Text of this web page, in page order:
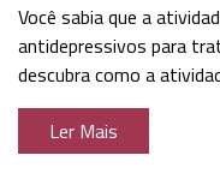
Você sabia que a
antidepressivos para
descubra como a
Ler Mais